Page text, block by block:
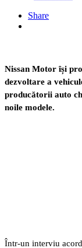
Share
Nissan Motor își
dezvoltare a
producătorii auto
noile modele.
Într-un interviu